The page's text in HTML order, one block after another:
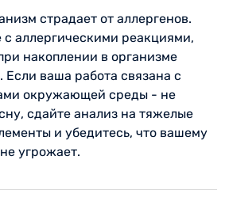
страдает от аллергенов.
аллергическими реакциями,
накоплении в организме
ваша работа связана с
окружающей среды - не
сдайте анализ на тяжелые
и убедитесь, что вашему
угрожает.